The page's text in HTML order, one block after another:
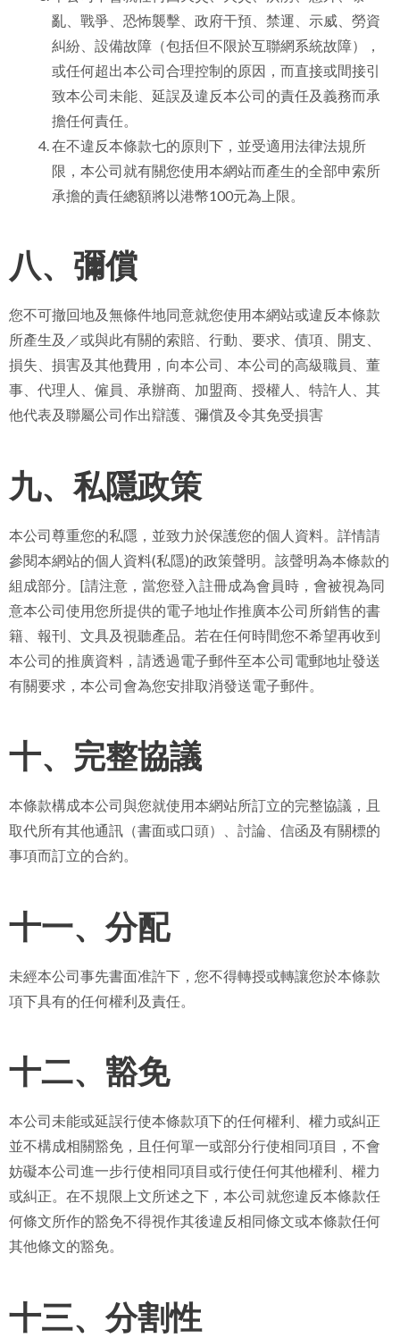
亂、戰爭、恐怖襲擊、政府干預、禁運、示威、勞資
糾紛、設備故障（包括但不限於互聯網系統故障），
或任何超出本公司合理控制的原因，而直接或間接引
致本公司未能、延誤及違反本公司的責任及義務而承
擔任何責任。
在不違反本條款七的原則下，並受適用法律法規所
限，本公司就有關您使用本網站而產生的全部申索所
承擔的責任總額將以港幣100元為上限。
八、彌償
您不可撤回地及無條件地同意就您使用本網站或違反本條款
所產生及／或與此有關的索賠、行動、要求、債項、開支、
損失、損害及其他費用，向本公司、本公司的高級職員、董
事、代理人、僱員、承辦商、加盟商、授權人、特許人、其
他代表及聯屬公司作出辯護、彌償及令其免受損害
九、私隱政策
本公司尊重您的私隱，並致力於保護您的個人資料。詳情請
參閱本網站的個人資料(私隱)的政策聲明。該聲明為本條款的
組成部分。[請注意，當您登入註冊成為會員時，會被視為同
意本公司使用您所提供的電子地址作推廣本公司所銷售的書
籍、報刊、文具及視聽產品。若在任何時間您不希望再收到
本公司的推廣資料，請透過電子郵件至本公司電郵地址發送
有關要求，本公司會為您安排取消發送電子郵件。
十、完整協議
本條款構成本公司與您就使用本網站所訂立的完整協議，且
取代所有其他通訊（書面或口頭）、討論、信函及有關標的
事項而訂立的合約。
十一、分配
未經本公司事先書面准許下，您不得轉授或轉讓您於本條款
項下具有的任何權利及責任。
十二、豁免
本公司未能或延誤行使本條款項下的任何權利、權力或糾正
並不構成相關豁免，且任何單一或部分行使相同項目，不會
妨礙本公司進一步行使相同項目或行使任何其他權利、權力
或糾正。在不規限上文所述之下，本公司就您違反本條款任
何條文所作的豁免不得視作其後違反相同條文或本條款任何
其他條文的豁免。
十三、分割性